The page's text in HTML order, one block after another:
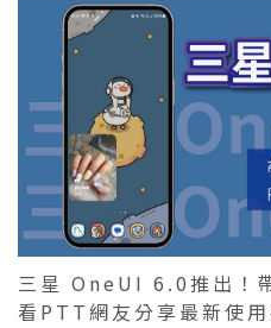
三星 OneUI 6.0推出！
看PTT網友分享最新使用